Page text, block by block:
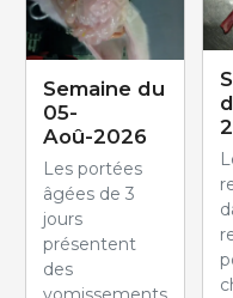
Semaine du
05-
Aoû-2026
Les portées
âgées de 3
jours
présentent
des